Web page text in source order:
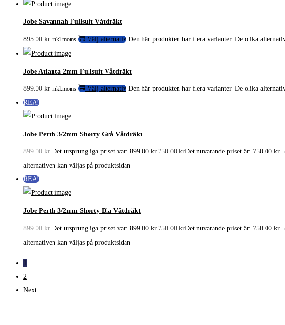
Jobe Savannah Fullsuit Våtdräkt
895.00 kr inkl.moms Välj alternativ Den här produkten har flera varianter. De olika
Jobe Atlanta 2mm Fullsuit Våtdräkt
899.00 kr inkl.moms Välj alternativ Den här produkten har flera varianter. De olika
REA!
Jobe Perth 3/2mm Shorty Grå Våtdräkt
899.00kr Det ursprungliga priset var: 899.00 kr.750.00 krDet nuvarande priset är: 750.00 kr.
alternativen kan väljas på produktsidan
REA!
Jobe Perth 3/2mm Shorty Blå Våtdräkt
899.00kr Det ursprungliga priset var: 899.00 kr. 750.00 krDet nuvarande priset är: 750.00 kr.
alternativen kan väljas på produktsidan
1
2
Next